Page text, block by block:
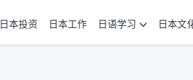
日本投资 日本工作 日语学习 日本文